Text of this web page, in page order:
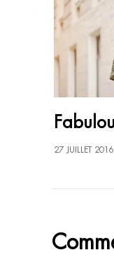
27 JUILLET 2016